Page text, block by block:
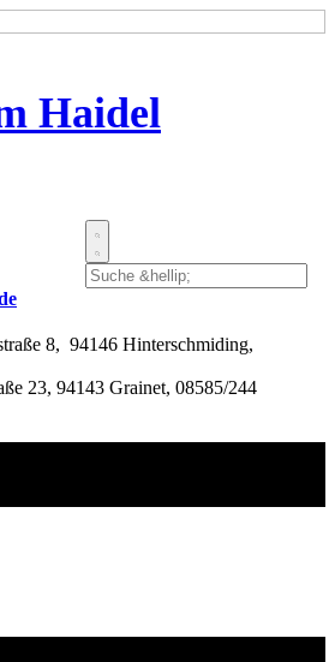
Haidel
8, 94146 Hinterschmiding,
23, 94143 Grainet, 08585/244